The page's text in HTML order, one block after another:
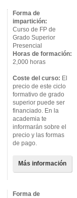
Forma de
impartición:
Curso de FP de
Grado Superior
Presencial
Horas de formación:
2,000 horas
Coste del curso: El
precio de este ciclo
formativo de grado
superior puede ser
financiado. En la
academia te
informarán sobre el
precio y las formas
de pago.
Más información
Forma de